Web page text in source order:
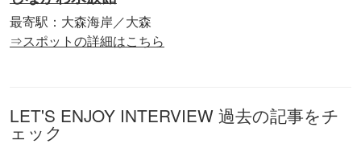
最寄駅：大森海岸／大森
⇒スポットの詳細はこちら
LET'S ENJOY INTERVIEW 過去の記事をチ
ェック